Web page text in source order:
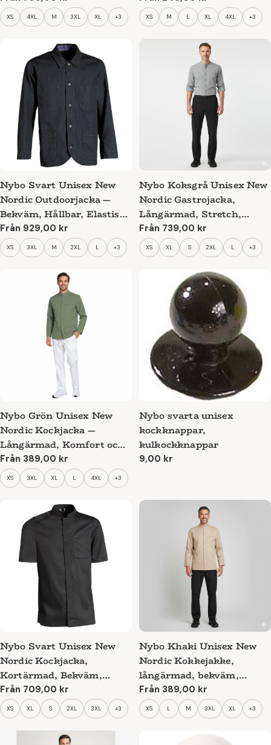
pris
XS 4XL M 3XL XL +3
pris
XS M L XL 4XL +3
Nybo Svart Unisex New
Nordic Outdoorjacka —
Bekväm, Hållbar, Elastisk
Rygg
Ordinarie
pris
Från 929,00 kr
XS 3XL M 2XL L +3
Nybo Koksgrå Unisex New
Nordic Gastrojacka,
Långärmad, Stretch,
Komfort
Ordinarie
pris
Från 739,00 kr
XS XL S 2XL L +3
Nybo Grön Unisex New
Nordic Kockjacka —
Långärmad, Komfort och
Flexibilitet
Ordinarie
pris
Från 389,00 kr
XS 3XL XL L 4XL +3
Nybo svarta unisex
kockknappar,
kulkockknappar
Ordinarie
9,00 kr
Nybo Svart Unisex New
Nordic Kockjacka,
Kortärmad, Bekväm,
Elastisk
Ordinarie
pris
Från 709,00 kr
XS XL S 2XL 3XL +3
Nybo Khaki Unisex New
Nordic Kokkejakke,
långärmad, bekväm,
elastisk
Ordinarie
pris
Från 389,00 kr
XS L M 3XL XL +3